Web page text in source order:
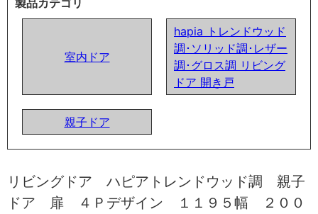
室内ドア
hapia トレンドウッド
調･ソリッド調･レザー
調･グロス調 リビング
ドア 開き戸
親子ドア
リビングドア ハピアトレンドウッド調 親子
ドア 扉 ４Ｐデザイン １１９５幅 ２００